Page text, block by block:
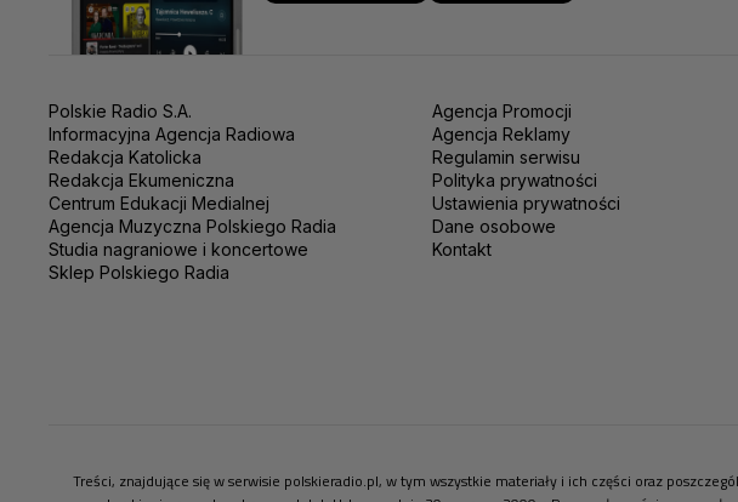
Polskie Radio S.A.
Informacyjna Agencja Radiowa
Redakcja Katolicka
Redakcja Ekumeniczna
Centrum Edukacji Medialnej
Agencja Muzyczna Polskiego Radia
Studia nagraniowe i koncertowe
Sklep Polskiego Radia
Agencja Promocji
Agencja Reklamy
Regulamin serwisu
Polityka prywatności
Ustawienia prywatności
Dane osobowe
Kontakt
Treści, znajdujące się w serwisie polskieradio.pl, w tym wszystkie materiały i ich części oraz